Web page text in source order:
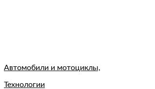
Автомобили и мотоциклы,
Технологии